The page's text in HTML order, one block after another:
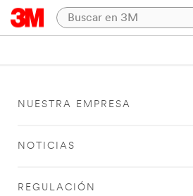
NUESTRA EMPRESA
NOTICIAS
REGULACIÓN